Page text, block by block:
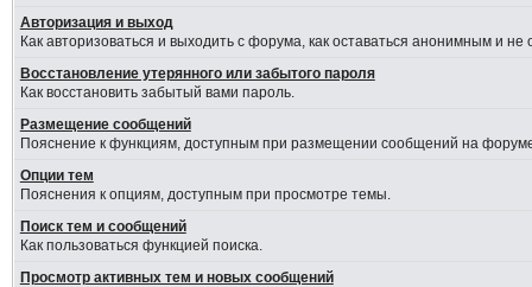
Авторизация и выход
Как авторизоваться и выходить с форума, как оставаться анонимным и
Восстановление утерянного или забытого пароля
Как восстановить забытый вами пароль.
Размещение сообщений
Пояснение к функциям, доступным при размещении сообщений на
Опции тем
Пояснения к опциям, доступным при просмотре темы.
Поиск тем и сообщений
Как пользоваться функцией поиска.
Просмотр активных тем и новых сообщений